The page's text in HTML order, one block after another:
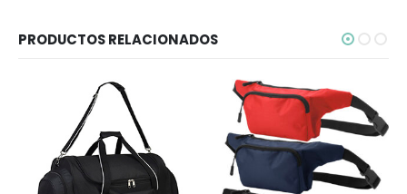
PRODUCTOS RELACIONADOS